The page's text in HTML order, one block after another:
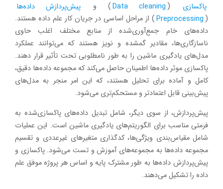
پاکسازی (
Data cleaning) و
پیش‌پردازش داده‌ها
(
Preprocessing) از مراحل اساسی در جریان کار علم داده هستند.
داده‌های خام جمع‌آوری‌شده از منابع مختلف اغلب حاوی
ناسازگاری‌ها، مقادیر گمشده و نویز هستند که می‌توانند عملکرد
مدل‌های یادگیری ماشین را به طور نامطلوبی تحت تأثیر قرار دهند.
پاکسازی موثر داده‌ها اطمینان حاصل می‌کند که مجموعه داده‌ها دقیق،
کامل و آماده برای تحلیل هستند، که این امر منجر به مدل‌های
پیش‌بینی قابل اعتمادتر و مستحکم‌تری می‌شود.
پیش‌پردازش، از سوی دیگر، شامل تبدیل داده‌های پاکسازی‌شده به
فرمتی مناسب برای الگوریتم‌های یادگیری ماشین است. این عملیات
شامل مقیاس‌بندی ویژگی‌ها، کدگذاری متغیرهای غیرعددی و تقسیم
مجموعه داده‌ها به مجموعه‌های آموزش و تست می‌شود. پاکسازی و
پیش‌پردازش داده‌ها به طور مشترک پایه و اساس هر پروژه موفق علم
داده را تشکیل می‌دهند.